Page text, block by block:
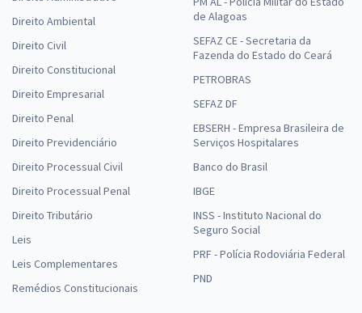
Direito Ambiental
Direito Civil
Direito Constitucional
Direito Empresarial
Direito Penal
Direito Previdenciário
Direito Processual Civil
Direito Processual Penal
Direito Tributário
Leis
Leis Complementares
Remédios Constitucionais
de Alagoas
SEFAZ CE - Secretaria da
Fazenda do Estado do Ceará
PETROBRAS
SEFAZ DF
EBSERH - Empresa Brasileira de
Serviços Hospitalares
Banco do Brasil
IBGE
INSS - Instituto Nacional do
Seguro Social
PRF - Polícia Rodoviária Federal
PND